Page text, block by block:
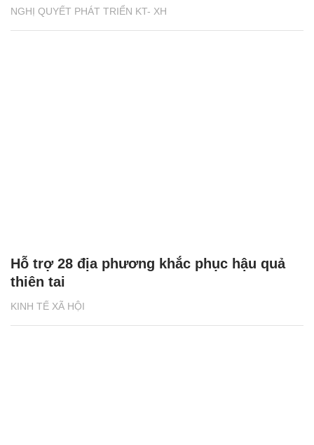
NGHỊ QUYẾT PHÁT TRIỂN KT- XH
KINH TẾ XÃ HỘI
Hỗ trợ 28 địa phương khắc phục hậu quả
thiên tai